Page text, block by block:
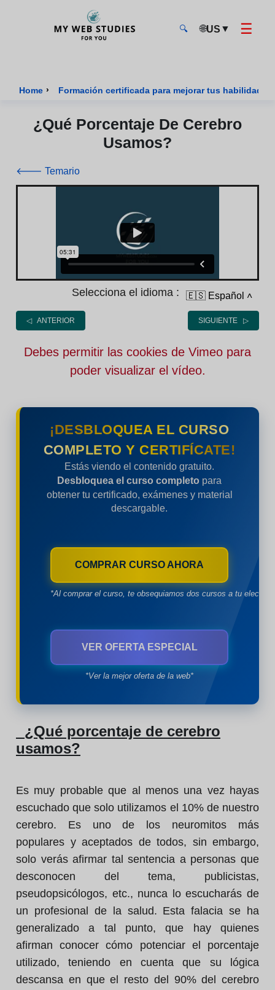
🔍 🌐US ▼ ☰
Home › Formación certificada para mejorar tus
¿Qué Porcentaje De Cerebro
Usamos?
🡐 Temario
Selecciona el idioma : 🇪🇸 Español ˄
◁ ANTERIOR SIGUIENTE ▷
Debes permitir las cookies de Vimeo para
poder visualizar el vídeo.
¡DESBLOQUEA EL CURSO
COMPLETO Y CERTIFÍCATE!
Estás viendo el contenido gratuito.
Desbloquea el curso completo para
obtener tu certificado, exámenes y material
descargable.
COMPRAR CURSO AHORA
*Al comprar el curso, te obsequiamos dos cursos a tu
VER OFERTA ESPECIAL
*Ver la mejor oferta de la web*
¿Qué porcentaje de cerebro
usamos?
Es muy probable que al menos una vez hayas
escuchado que solo utilizamos el 10% de nuestro
cerebro. Es uno de los neuromitos más
populares y aceptados de todos, sin embargo,
solo verás afirmar tal sentencia a personas que
desconocen del tema, publicistas,
pseudopsicólogos, etc., nunca lo escucharás de
un profesional de la salud. Esta falacia se ha
generalizado a tal punto, que hay quienes
afirman conocer cómo potenciar el porcentaje
utilizado, teniendo en cuenta que su lógica
descansa en que el resto del 90% del cerebro